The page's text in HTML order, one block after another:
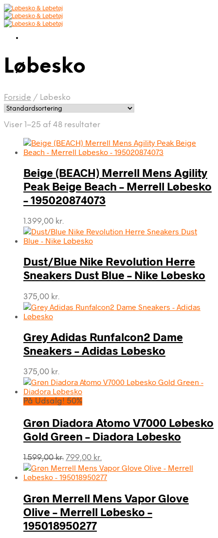
Løbesko
Forside / Løbesko
Viser 1–25 af 48 resultater
Beige (BEACH) Merrell Mens Agility
Peak Beige Beach – Merrell Løbesko
– 195020874073
1.399,00 kr.
Dust/Blue Nike Revolution Herre
Sneakers Dust Blue – Nike Løbesko
375,00 kr.
Grey Adidas Runfalcon2 Dame
Sneakers – Adidas Løbesko
375,00 kr.
På Udsalg! 50%
Grøn Diadora Atomo V7000 Løbesko
Gold Green – Diadora Løbesko
1.599,00kr. Den
oprindelige
pris
1.599,00 kr..
799,00 kr.
aktuelle
pris
799,00 kr..
Grøn Merrell Mens Vapor Glove
Olive – Merrell Løbesko –
195018950277